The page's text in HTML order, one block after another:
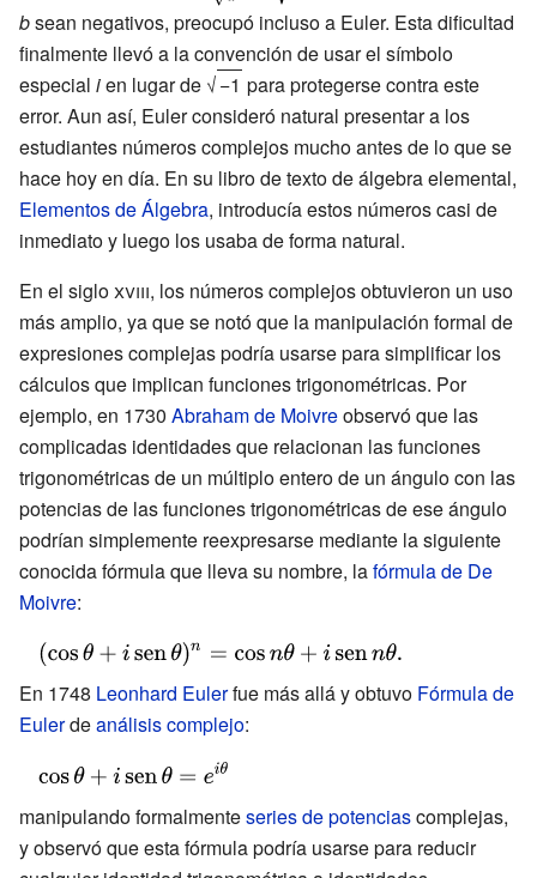
{\sqrt {a}}}=
{\sqrt {\tfrac
{1}{a}}}}
bsean negativos, preocupó incluso a Euler. Esta dificultad
finalmente llevó a la convención de usar el símbolo
especial ien lugar de √−1 para protegerse contra este
error. Aun así, Euler consideró natural presentar a los
estudiantes números complejos mucho antes de lo que se
hace hoy en día. En su libro de texto de álgebra elemental,
Elementos de Álgebra, introducía estos números casi de
inmediato y luego los usaba de forma natural.
En el sigloxviii, los números complejos obtuvieron un uso
más amplio, ya que se notó que la manipulación formal de
expresiones complejas podría usarse para simplificar los
cálculos que implican funciones trigonométricas. Por
ejemplo, en 1730 Abraham de Moivreobservó que las
complicadas identidades que relacionan las funciones
trigonométricas de un múltiplo entero de un ángulo con las
potencias de las funciones trigonométricas de ese ángulo
podrían simplemente reexpresarse mediante la siguiente
conocida fórmula que lleva su nombre, lafórmula de De
Moivre:
{\displaystyle
(\cos \theta
+i\operatorname
)^{n}=\cos
n\theta
+i\operatorname
{sen} n\theta .}
En 1748 Leonhard Eulerfue más allá y obtuvo Fórmula de
Eulerdeanálisis complejo:
{\displaystyle
\cos \theta
+i\operatorname
{sen} \theta
manipulando formalmenteseries de potenciascomplejas,
y observó que esta fórmula podría usarse para reducir